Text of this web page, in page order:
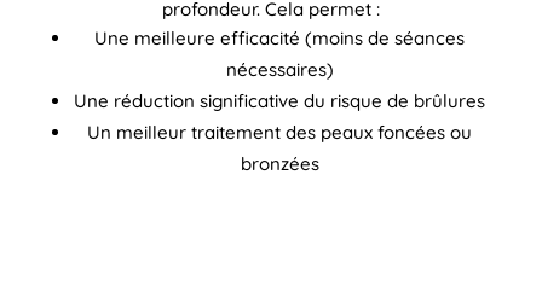
profondeur. Cela permet :
Une meilleure efficacité (moins de séances
nécessaires)
Une réduction significative du risque de brûlures
Un meilleur traitement des peaux foncées ou
bronzées